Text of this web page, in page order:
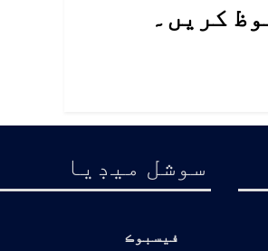
کریں۔
سوشل ميڊيا
فيسبوڪ